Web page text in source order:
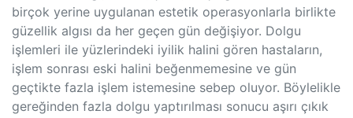
birçok yerine uygulanan estetik operasyonlarla birlikte
güzellik algısı da her geçen gün değişiyor. Dolgu
işlemleri ile yüzlerindeki iyilik halini gören hastaların,
işlem sonrası eski halini beğenmemesine ve gün
geçtikte fazla işlem istemesine sebep oluyor. Böylelikle
gereğinden fazla dolgu yaptırılması sonucu aşırı çıkık